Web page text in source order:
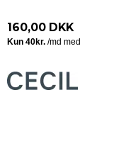
160,00 DKK